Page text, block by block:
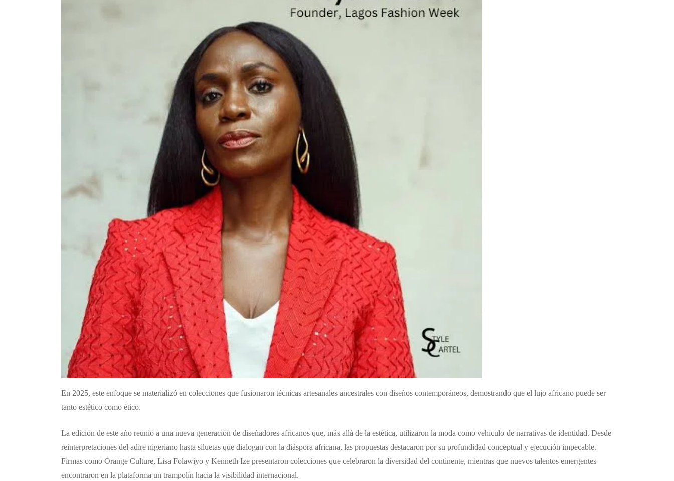
En 2025, este enfoque se materializó en colecciones que fusionaron técnicas artesanales ancestrales con diseños contemporáneos, demostrando que el lujo africano puede ser
tanto estético como ético.
La edición de este año reunió a una nueva generación de diseñadores africanos que, más allá de la estética, utilizaron la moda como vehículo de narrativas de identidad. Desde
reinterpretaciones del adire nigeriano hasta siluetas que dialogan con la diáspora africana, las propuestas destacaron por su profundidad conceptual y ejecución impecable.
Firmas como Orange Culture, Lisa Folawiyo y Kenneth Ize presentaron colecciones que celebraron la diversidad del continente, mientras que nuevos talentos emergentes
encontraron en la plataforma un trampolín hacia la visibilidad internacional.